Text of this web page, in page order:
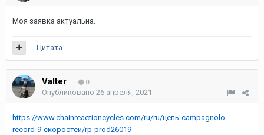
Моя заявка актуальна.
Цитата
Valter 0
Опубликовано 26 апреля, 2021
https://www.chainreactioncycles.com/ru/ru/цепь-campagnolo-
record-9-скоростей/rp-prod26019